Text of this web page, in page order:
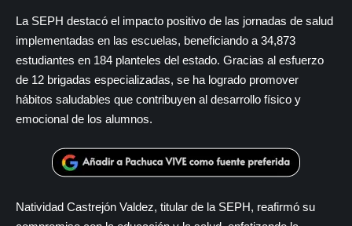
La SEPH destacó el impacto positivo de las jornadas de salud
implementadas en las escuelas, beneficiando a 34,873
estudiantes en 184 planteles del estado. Gracias al esfuerzo
de 12 brigadas especializadas, se ha logrado promover
hábitos saludables que contribuyen al desarrollo físico y
emocional de los alumnos.
Natividad Castrejón Valdez, titular de la SEPH, reafirmó su